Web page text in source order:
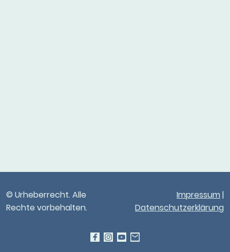
© Urheberrecht. Alle
Rechte vorbehalten.
Impressum |
Datenschutzerklärung